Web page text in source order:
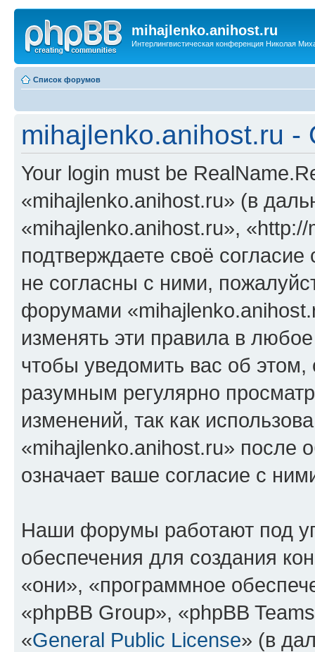
mihajlenko.anihost.ru
Интерлингвистическая конференция Николая
Список форумов
mihajlenko.anihost.ru
Your login must be
«mihajlenko.anihost.ru» (в
«mihajlenko.anihost.ru»,
подтверждаете своё
не согласны с ними,
форумами
изменять эти правила в
чтобы уведомить вас об
разумным регулярно
изменений, так как
«mihajlenko.anihost.ru» после
означает ваше согласие с
Наши форумы работают под
обеспечения для создания
«они», «программное
«phpBB Group», «phpBB
«General Public License» (в